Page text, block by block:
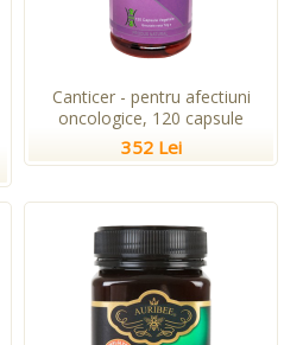
Canticer - pentru afectiuni
oncologice, 120 capsule
352 Lei